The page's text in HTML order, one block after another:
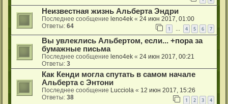
Неизвестная жизнь Альберта Эндри
Последнее сообщение leno4ek « 24 июн 2017, 01:00
Ответы: 64 1 … 4 5 6 7
Вы увлеклись Альбертом, если... +пора за
бумажные письма
Последнее сообщение leno4ek « 24 июн 2017, 00:21
Ответы: 3
Как Кенди могла спутать в самом начале
Альберта с Энтони
Последнее сообщение Lucciola « 12 июн 2017, 15:26
Ответы: 38 1 2 3 4